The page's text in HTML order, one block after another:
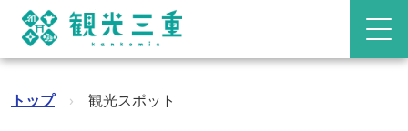
トップ › 観光スポット